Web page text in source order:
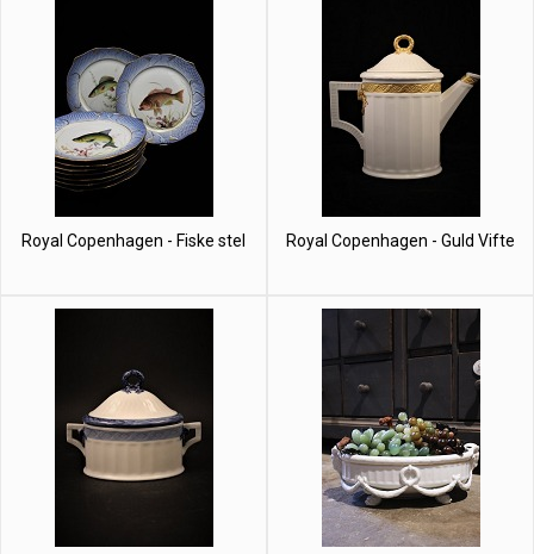
Royal Copenhagen - Fiske stel Royal Copenhagen - Guld Vifte